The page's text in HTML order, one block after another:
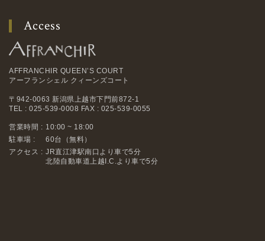
Access
AFFRANCHIR QUEEN’S COURT
アーフランシェル クィーンズコート
〒942-0063 新潟県上越市下門前872-1
TEL : 025-539-0008 FAX : 025-539-0055
営業時間 : 10:00 ~ 18:00
駐車場 :
60台（無料）
アクセス : JR直江津駅南口より車で5分
北陸自動車道上越I.C.より車で5分